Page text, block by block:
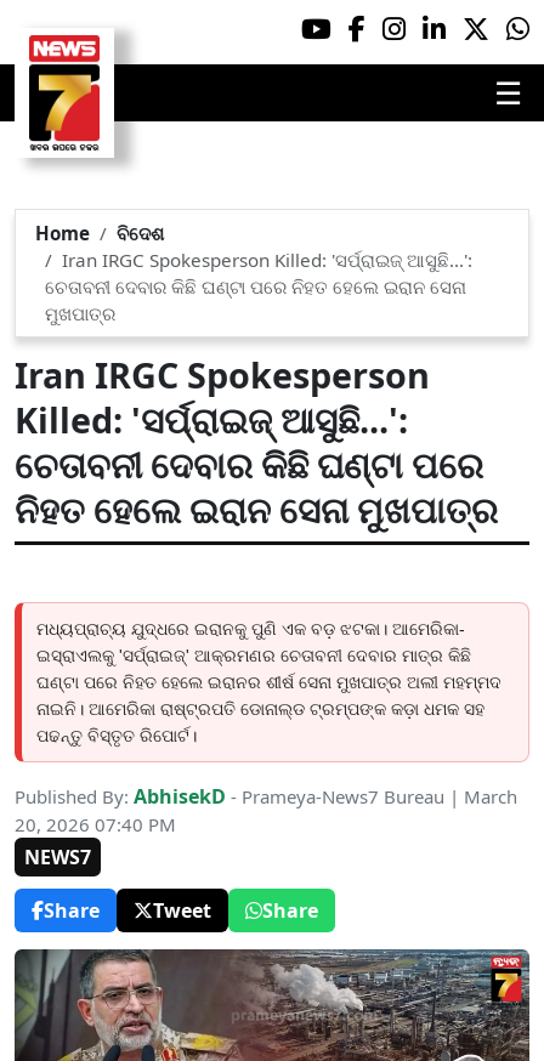
☰
Home
ବିଦେଶ
Iran IRGC Spokesperson Killed: 'ସର୍ପ୍ରାଇଜ୍ ଆସୁଛି...':
ଚେତାବନୀ ଦେବାର କିଛି ଘଣ୍ଟା ପରେ ନିହତ ହେଲେ ଇରାନ ସେନା
ମୁଖପାତ୍ର
Iran IRGC Spokesperson
Killed: 'ସର୍ପ୍ରାଇଜ୍ ଆସୁଛି...':
ଚେତାବନୀ ଦେବାର କିଛି ଘଣ୍ଟା ପରେ
ନିହତ ହେଲେ ଇରାନ ସେନା ମୁଖପାତ୍ର
ମଧ୍ୟପ୍ରାଚ୍ୟ ଯୁଦ୍ଧରେ ଇରାନକୁ ପୁଣି ଏକ ବଡ଼ ଝଟକା। ଆମେରିକା-
ଇସ୍ରାଏଲକୁ 'ସର୍ପ୍ରାଇଜ୍' ଆକ୍ରମଣର ଚେତାବନୀ ଦେବାର ମାତ୍ର କିଛି
ଘଣ୍ଟା ପରେ ନିହତ ହେଲେ ଇରାନର ଶୀର୍ଷ ସେନା ମୁଖପାତ୍ର ଅଲୀ ମହମ୍ମଦ
ନାଇନି। ଆମେରିକା ରାଷ୍ଟ୍ରପତି ଡୋନାଲ୍ଡ ଟ୍ରମ୍ପଙ୍କ କଡ଼ା ଧମକ ସହ
ପଢନ୍ତୁ ବିସ୍ତୃତ ରିପୋର୍ଟ।
Published By: AbhisekD - Prameya-News7 Bureau | March
20, 2026 07:40 PM
NEWS7
Share
Tweet Share